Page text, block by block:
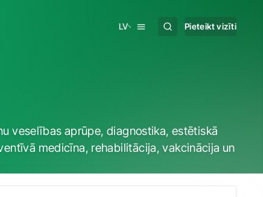
LV Pieteikt vizīti
veselības aprūpe, diagnostika, estētiskā
medicīna, rehabilitācija, vakcinācija un